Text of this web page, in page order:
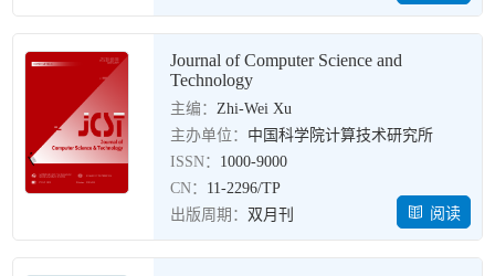
Journal of Computer Science and
Technology
主编：Zhi-Wei Xu
主办单位： 中国科学院计算技术研究所
ISSN： 1000-9000
CN： 11-2296/TP
出版周期： 双月刊 阅读